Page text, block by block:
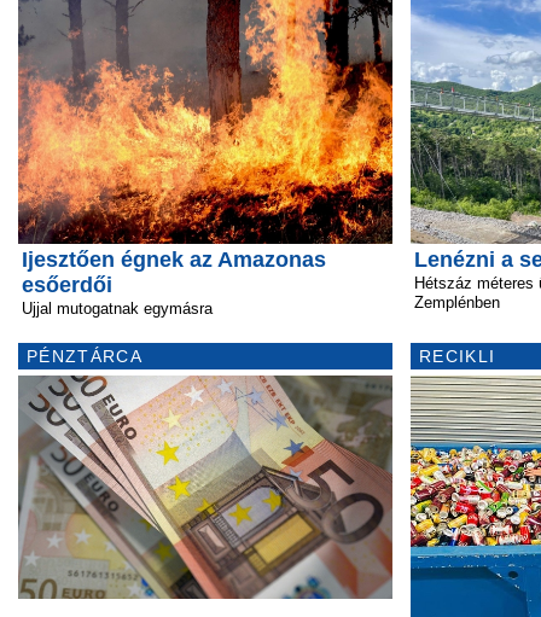
Ijesztően égnek az Amazonas
esőerdői
Ujjal mutogatnak egymásra
PÉNZTÁRCA
Lenézni a
Hétszáz méteres
Zemplénben
RECIKLI